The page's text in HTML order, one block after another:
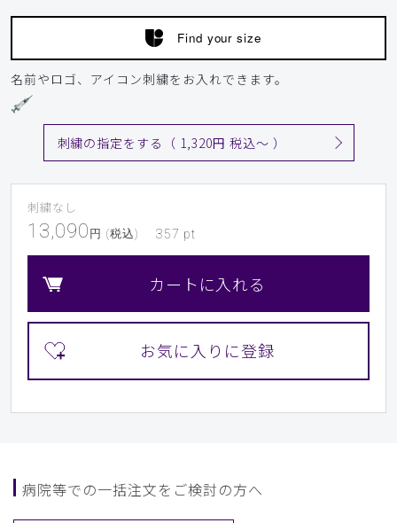
ご購入者様
30代 身長: 161-165cm
クラシコのユニフォームをいくつか購入していますが。パッ
クスクラブのサイズ感で、この商品をオーダーしましたが、
やや小さく、刺繍入れていますので交換もできず失敗でし
た。
ものは着心地も良くて気に入っています。
ラル/M
役に立った 1
Find your size
名前やロゴ、アイコン刺繍をお入れできます。
刺繍の指定をする（ 1,320円 税込〜 ）
刺繍なし
13,090 円 (税込) 357 pt
カートに入れる
病院等での一括注文をご検討の方へ